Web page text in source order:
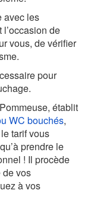
avec les
de
vous, de vérifier
pour
établit
WC bouchés,
tarif vous
prendre le
! Il procède
de vos
à vos